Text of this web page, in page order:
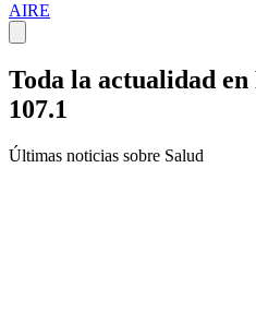
AIRE
Toda la actualidad
107.1
Últimas noticias sobre Salud